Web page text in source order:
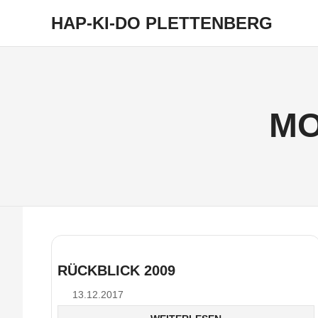
HAP-KI-DO PLETTENBERG
RÜCKBLICK 2009
13.12.2017